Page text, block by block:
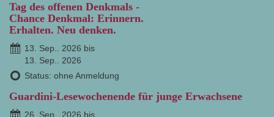
Tag des offenen Denkmals -
Chance Denkmal: Erinnern.
Erhalten. Neu denken.
13. Sep.. 2026 bis
13. Sep.. 2026
Status: ohne Anmeldung
Guardini-Lesewochenende für junge Erwachsene
26. Sep.. 2026 bis